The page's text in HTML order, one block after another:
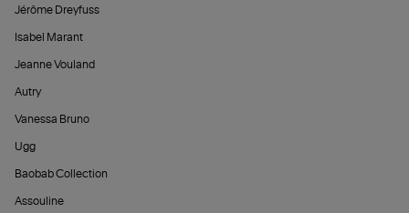
Jérôme Dreyfuss
Isabel Marant
Jeanne Vouland
Autry
Vanessa Bruno
Ugg
Baobab Collection
Assouline